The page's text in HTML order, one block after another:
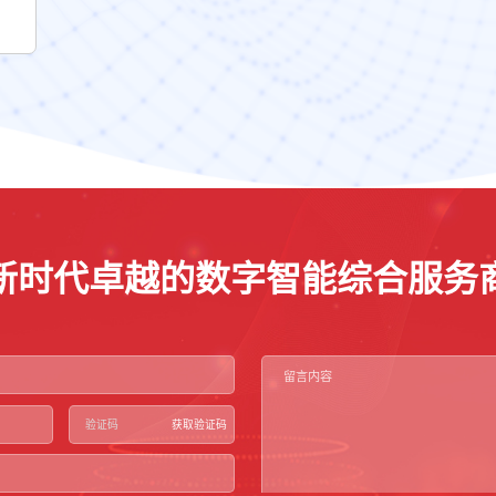
时代卓越的数字智能综合服务
获取验证码